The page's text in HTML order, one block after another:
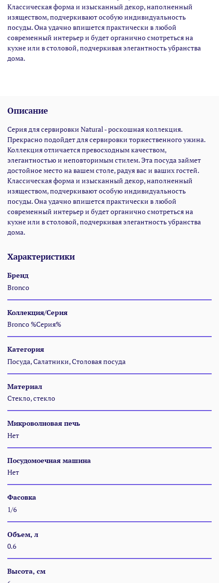
Классическая форма и изысканный декор, наполненный
изяществом, подчеркивают особую индивидуальность
посуды. Она удачно впишется практически в любой
современный интерьер и будет органично смотреться на
кухне или в столовой, подчеркивая элегантность убранства
дома.
Описание
Серия для сервировки Natural - роскошная коллекция.
Прекрасно подойдет для сервировки торжественного ужина.
Коллекция отличается превосходным качеством,
элегантностью и неповторимым стилем. Эта посуда займет
достойное место на вашем столе, радуя вас и ваших гостей.
Классическая форма и изысканный декор, наполненный
изяществом, подчеркивают особую индивидуальность
посуды. Она удачно впишется практически в любой
современный интерьер и будет органично смотреться на
кухне или в столовой, подчеркивая элегантность убранства
дома.
Характеристики
Бренд
Bronco
Коллекция/Серия
Bronco %Серия%
Категория
Посуда, Салатники, Столовая посуда
Материал
Стекло, стекло
Микроволновая печь
Нет
Посудомоечная машина
Нет
Фасовка
1/6
Объем, л
0.6
Высота, см